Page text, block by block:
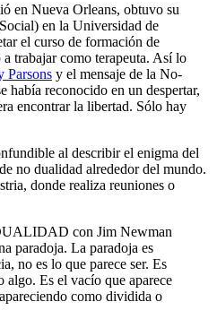
en Nueva Orleans, obtuvo su
en la Universidad de
el curso de formación de
trabajar como terapeuta. Así lo
Parsons y el mensaje de la No-
había reconocido en un despertar,
encontrar la libertad. Sólo hay
al describir el enigma del
no dualidad alrededor del mundo.
donde realiza reuniones o
con Jim Newman
paradoja. La paradoja es
no es lo que parece ser. Es
algo. Es el vacío que aparece
como dividida o